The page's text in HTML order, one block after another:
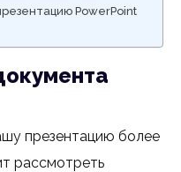
PowerPoint
презентацию более
рассмотреть